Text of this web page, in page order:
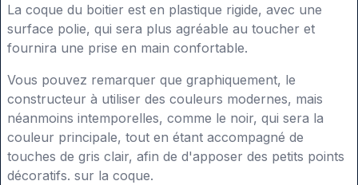
La coque du boitier est en plastique rigide, avec une
surface polie, qui sera plus agréable au toucher et
fournira une prise en main confortable.
Vous pouvez remarquer que graphiquement, le
constructeur à utiliser des couleurs modernes, mais
néanmoins intemporelles, comme le noir, qui sera la
couleur principale, tout en étant accompagné de
touches de gris clair, afin de d'apposer des petits points
décoratifs. sur la coque.